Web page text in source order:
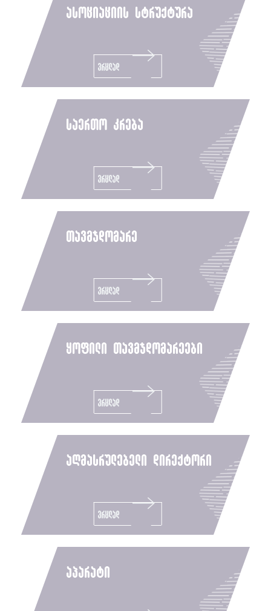
ასოციაციის სტრუქტურა
ვრცლად
საერთო კრება
ვრცლად
თავმჯდომარე
ვრცლად
ყოფილი თავმჯდომარეები
ვრცლად
აღმასრულებელი დირექტორი
ვრცლად
აპარატი